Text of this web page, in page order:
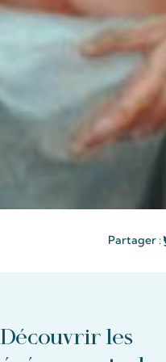
Partager :
Découvrir les